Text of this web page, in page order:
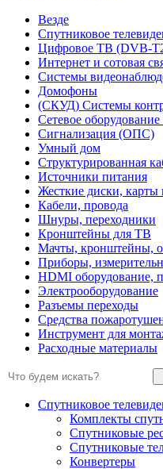
Везде
Спутниковое
Цифровое ТВ (DVB-
Интернет и сотовая
Системы
Домофоны
(СКУД) Системы
Сетевое оборудование
Сигнализация (ОПС)
Умный дом
Структурированная
Источники питания
Жесткие диски, карты
Кабели, провода
Шнуры, переходники
Кронштейны для ТВ
Мачты, кронштейны,
Приборы,
HDMI оборудование,
Электрооборудование
Разъемы переходы
Средства
Инструмент для
Расходные материалы
Спутниковое
Комплекты
Спутниковые
Спутниковые
Конвертеры